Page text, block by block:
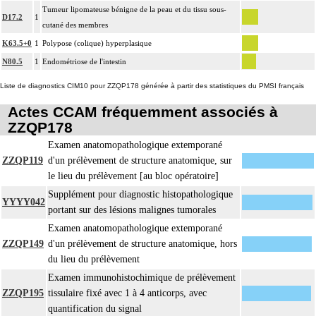
microscopique de pièce d'exérèse
L'examen anatomopathologique d'un organe inclut : l'examen du feuillet
viscéral de son éventuelle séreuse
17.2
L'examen anatomopathologique de pièce d'exérèse inclut : l'échantillonnage, la
avec ou sans photographie, l'interprétation, les éventuels réexamens aux divers
stades de réalisation, le compte rendu, le codage
Avec ou sans : coloration spéciale
coupes sériées
empreinte par apposition cellulaire
Facturation :
différenciés par le préleveur, partielle ou totale, pour chaque structure
Par organe superficiel, on entend : tout organe ou toute structure non
D17.2 1
Tumeur lipomateuse bénigne de la peau et du tissu sous-
cutané des membres
K63.5+0 1 Polypose (colique) hyperplasique
N80.5 1 Endométriose de l'intestin
Liste de diagnostics CIM10 pour ZZQP178 générée à partir des statistiques du PMSI français
Actes CCAM fréquemment associés à
ZZQP178
ZZQP119
Examen anatomopathologique extemporané
d'un prélèvement de structure anatomique, sur
le lieu du prélèvement [au bloc opératoire]
YYYY042
Supplément pour diagnostic histopathologique
portant sur des lésions malignes tumorales
ZZQP149
Examen anatomopathologique extemporané
d'un prélèvement de structure anatomique, hors
du lieu du prélèvement
ZZQP195
Examen immunohistochimique de prélèvement
tissulaire fixé avec 1 à 4 anticorps, avec
quantification du signal